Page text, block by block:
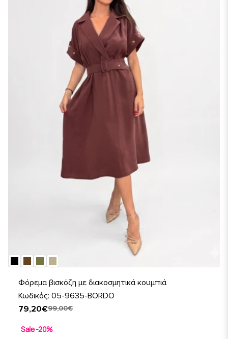
Φόρεμα βισκόζη με διακοσμητικά κουμπιά
Κωδικός: 05-9635-BORDO
79,20€99,00€
Sale -20%